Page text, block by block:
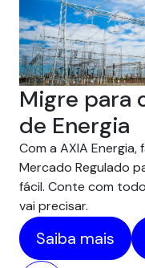
Migre para
de Energia
Com a AXIA
Mercado Regulado
fácil. Conte com
vai precisar.
Saiba mais